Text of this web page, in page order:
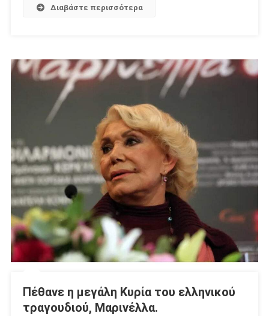
Διαβάστε περισσότερα
Πέθανε η μεγάλη Κυρία του ελληνικού
τραγουδιού, Μαρινέλλα.